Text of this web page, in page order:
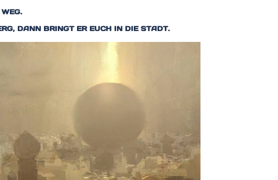
DANN BRINGT ER EUCH IN DIE STADT.